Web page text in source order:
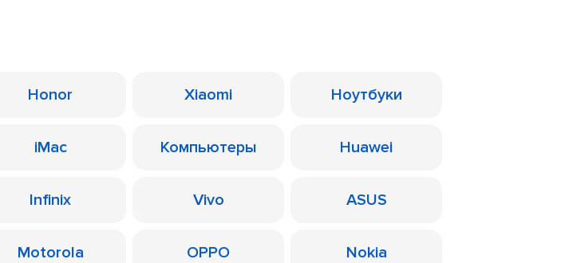
Honor Xiaomi Ноутбуки
iMac Компьютеры Huawei
Infinix Vivo ASUS
Motorola OPPO Nokia